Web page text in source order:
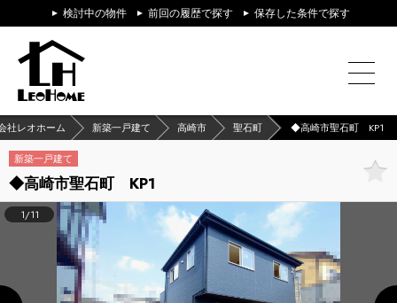
検討中の物件 前回の履歴で探す 保存した条件で探す
社レオホーム 新築一戸建て 高崎市 聖石町 ◆高崎市聖石町 KP1
新築一戸建て
◆高崎市聖石町 KP1
1/11